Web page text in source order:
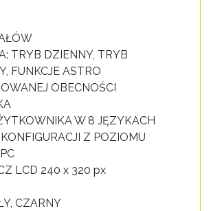
TRYB DZIENNY, TRYB
FUNKCJE ASTRO
OBECNOŚCI
W 8 JĘZYKACH
Z POZIOMU
LCD 240 x 320 px
CZARNY